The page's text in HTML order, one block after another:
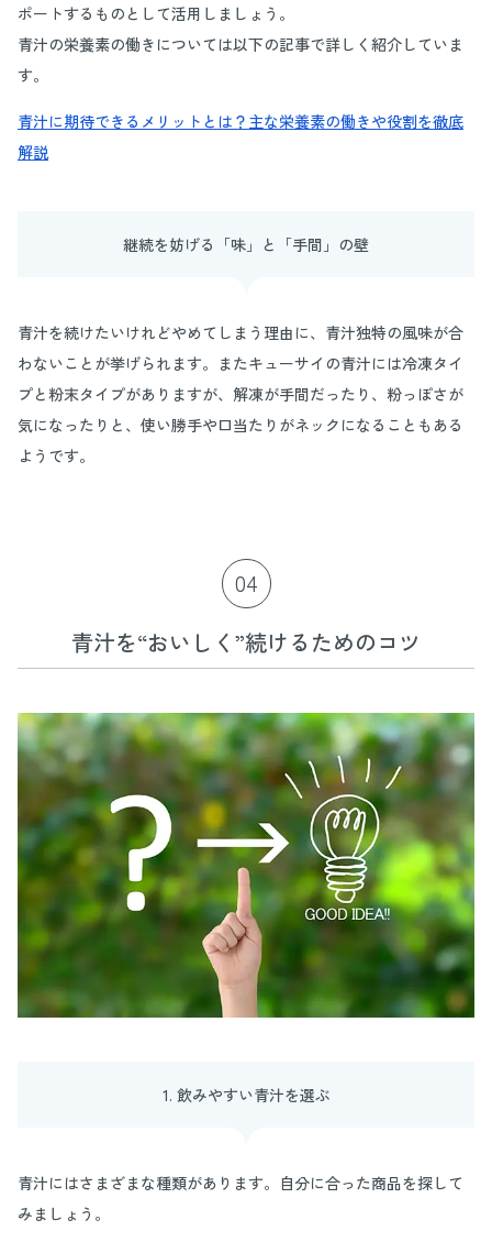
ポートするものとして活用しましょう。
青汁の栄養素の働きについては以下の記事で詳しく紹介していま
す。
青汁に期待できるメリットとは？主な栄養素の働きや役割を徹底
解説
継続を妨げる「味」と「手間」の壁
青汁を続けたいけれどやめてしまう理由に、青汁独特の風味が合
わないことが挙げられます。またキューサイの青汁には冷凍タイ
プと粉末タイプがありますが、解凍が手間だったり、粉っぽさが
気になったりと、使い勝手や口当たりがネックになることもある
ようです。
04
青汁を“おいしく”続けるためのコツ
1. 飲みやすい青汁を選ぶ
青汁にはさまざまな種類があります。自分に合った商品を探して
みましょう。